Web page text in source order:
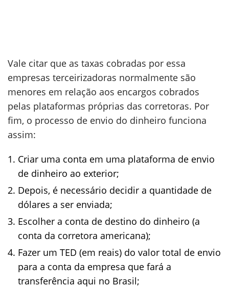
Vale citar que as taxas cobradas por essa
empresas terceirizadoras normalmente são
menores em relação aos encargos cobrados
pelas plataformas próprias das corretoras. Por
fim, o processo de envio do dinheiro funciona
assim:
Criar uma conta em uma plataforma de envio
de dinheiro ao exterior;
Depois, é necessário decidir a quantidade de
dólares a ser enviada;
Escolher a conta de destino do dinheiro (a
conta da corretora americana);
Fazer um TED (em reais) do valor total de envio
para a conta da empresa que fará a
transferência aqui no Brasil;